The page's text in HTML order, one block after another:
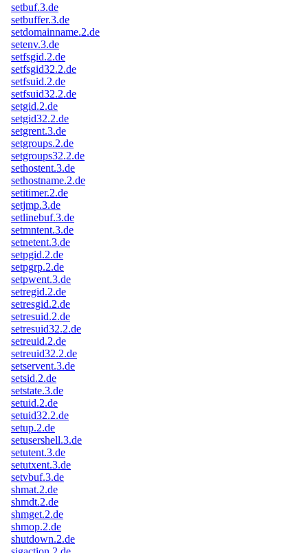
setbuf.3.de
setbuffer.3.de
setdomainname.2.de
setenv.3.de
setfsgid.2.de
setfsgid32.2.de
setfsuid.2.de
setfsuid32.2.de
setgid.2.de
setgid32.2.de
setgrent.3.de
setgroups.2.de
setgroups32.2.de
sethostent.3.de
sethostname.2.de
setitimer.2.de
setjmp.3.de
setlinebuf.3.de
setmntent.3.de
setnetent.3.de
setpgid.2.de
setpgrp.2.de
setpwent.3.de
setregid.2.de
setresgid.2.de
setresuid.2.de
setresuid32.2.de
setreuid.2.de
setreuid32.2.de
setservent.3.de
setsid.2.de
setstate.3.de
setuid.2.de
setuid32.2.de
setup.2.de
setusershell.3.de
setutent.3.de
setutxent.3.de
setvbuf.3.de
shmat.2.de
shmdt.2.de
shmget.2.de
shmop.2.de
shutdown.2.de